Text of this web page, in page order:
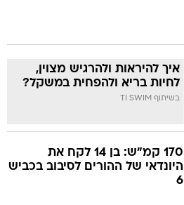
איך להיראות ולהרגיש מצוין,
לחיות בריא ולהפחית במשקל?
בשיתוף TI SWIM
170 קמ"ש: בן 14 לקח את
היונדאי של ההורים לסיבוב בכביש
6